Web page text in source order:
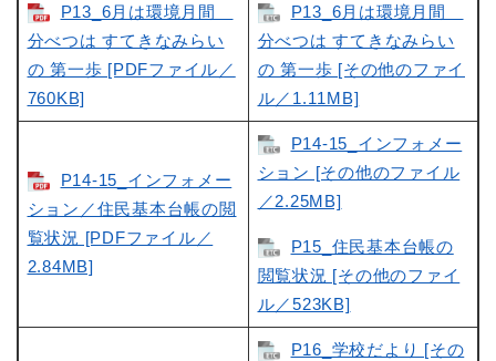
P13_6月は環境月間
分べつは すてきなみらい
の 第一歩 [PDFファイル／
760KB]
P13_6月は環境月間
分べつは すてきなみらい
の 第一歩 [その他のファイ
ル／1.11MB]
P14-15_インフォメー
ション／住民基本台帳の閲
覧状況 [PDFファイル／
2.84MB]
P14-15_インフォメー
ション [その他のファイル
／2.25MB]
P15_住民基本台帳の
閲覧状況 [その他のファイ
ル／523KB]
P16_学校だより [その